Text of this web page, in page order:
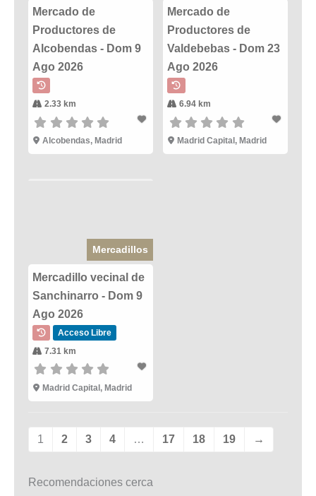
Mercado de
Productores de
Alcobendas - Dom 9
Ago 2026
2.33 km
Alcobendas, Madrid
Mercado de
Productores de
Valdebebas - Dom 23
Ago 2026
6.94 km
Madrid Capital, Madrid
Mercadillos
Mercadillo vecinal de
Sanchinarro - Dom 9
Ago 2026
Acceso Libre
7.31 km
Madrid Capital, Madrid
1 2 3 4 … 17 18 19 →
Recomendaciones cerca